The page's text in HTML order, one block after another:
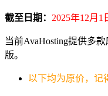
截至日期： 2025年12月1
当前AvaHosting提供多
版。
以下均为原价，记